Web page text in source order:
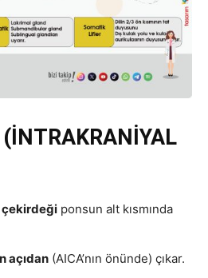
ponsun alt kısmında
açıdan (AICA’nın önünde) çıkar.